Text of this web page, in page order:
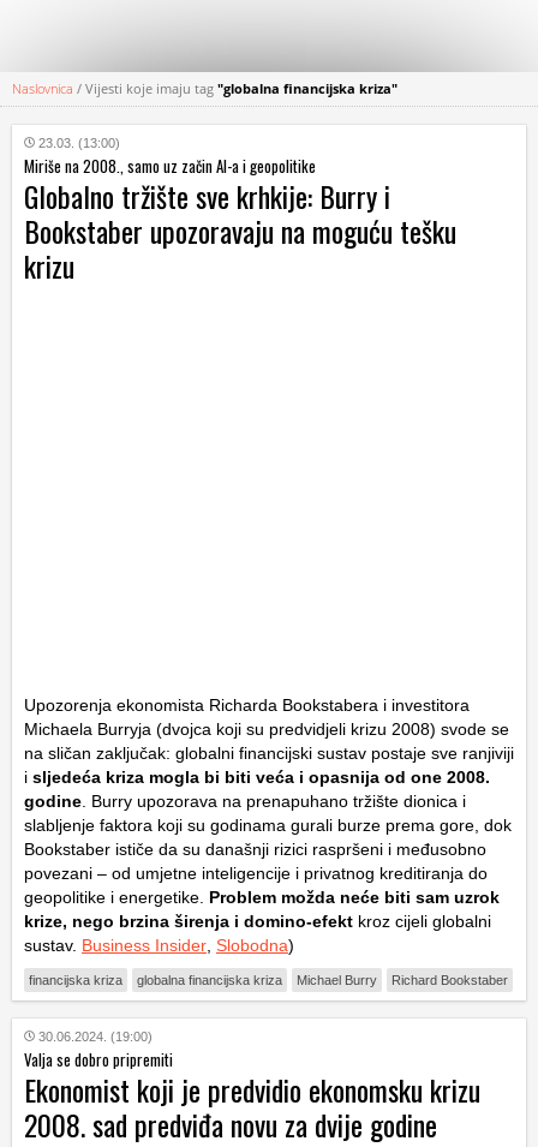
KATEGORIJE
HRVATSKI
WEB
Naslovnica / Vijesti koje imaju tag "globalna financijska kriza"
23.03. (13:00)
Miriše na 2008., samo uz začin AI-a i geopolitike
Globalno tržište sve krhkije: Burry i
Bookstaber upozoravaju na moguću tešku
krizu
Upozorenja ekonomista Richarda Bookstabera i investitora
Michaela Burryja (dvojca koji su predvidjeli krizu 2008) svode se
na sličan zaključak: globalni financijski sustav postaje sve ranjiviji
i sljedeća kriza mogla bi biti veća i opasnija od one 2008.
godine . Burry upozorava na prenapuhano tržište dionica i
slabljenje faktora koji su godinama gurali burze prema gore, dok
Bookstaber ističe da su današnji rizici raspršeni i međusobno
povezani – od umjetne inteligencije i privatnog kreditiranja do
geopolitike i energetike. Problem možda neće biti sam uzrok
krize, nego brzina širenja i domino-efekt kroz cijeli globalni
sustav. Business Insider Slobodna)
financijska kriza globalna financijska kriza Michael Burry Richard Bookstaber
30.06.2024. (19:00)
Valja se dobro pripremiti
Ekonomist koji je predvidio ekonomsku krizu
2008. sad predviđa novu za dvije godine